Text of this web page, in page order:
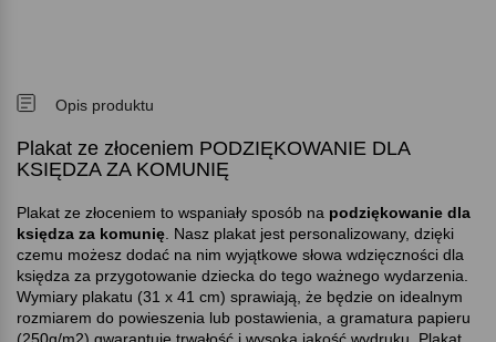
Opis produktu
Plakat ze złoceniem PODZIĘKOWANIE DLA
KSIĘDZA ZA KOMUNIĘ
Plakat ze złoceniem to wspaniały sposób na podziękowanie dla
księdza za komunię . Nasz plakat jest personalizowany, dzięki
czemu możesz dodać na nim wyjątkowe słowa wdzięczności dla
księdza za przygotowanie dziecka do tego ważnego wydarzenia.
Wymiary plakatu (31 x 41 cm) sprawiają, że będzie on idealnym
rozmiarem do powieszenia lub postawienia, a gramatura papieru
(250g/m2) gwarantuje trwałość i wysoką jakość wydruku. Plakat